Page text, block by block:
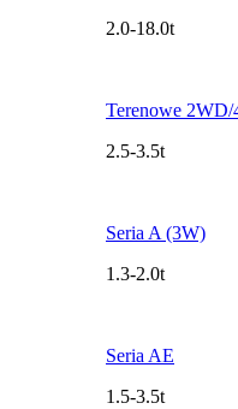
2.0-18.0t
Terenowe
2.5-3.5t
Seria A (3W)
1.3-2.0t
Seria AE
1.5-3.5t